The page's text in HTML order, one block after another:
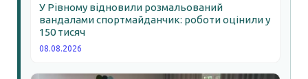
У Рівному відновили розмальований
вандалами спортмайданчик: роботи оцінили у
150 тисяч
08.08.2026